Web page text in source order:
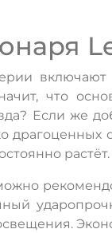
включают
что
Если же
драгоценных
растёт.